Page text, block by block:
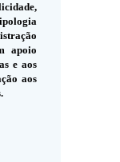
apoio
e aos
aos